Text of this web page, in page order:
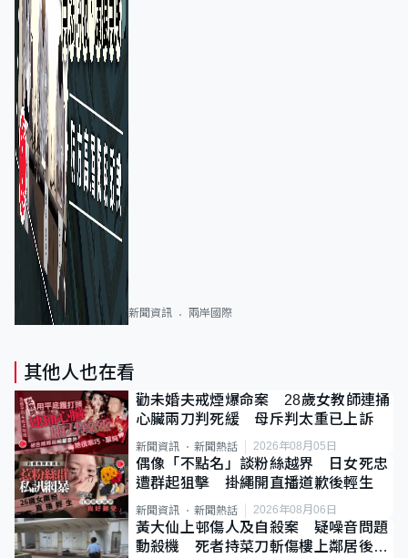
新聞資訊 兩岸國際
其他人也在看
勸未婚夫戒煙爆命案 28歲女教師連捅
心臟兩刀判死緩 母斥判太重已上訴
新聞資訊 新聞熱話 2026年08月05日
偶像「不點名」談粉絲越界 日女死忠
遭群起狙擊 掛繩開直播道歉後輕生
新聞資訊 新聞熱話 2026年08月06日
黃大仙上邨傷人及自殺案 疑噪音問題
動殺機 死者持菜刀斬傷樓上鄰居後墮